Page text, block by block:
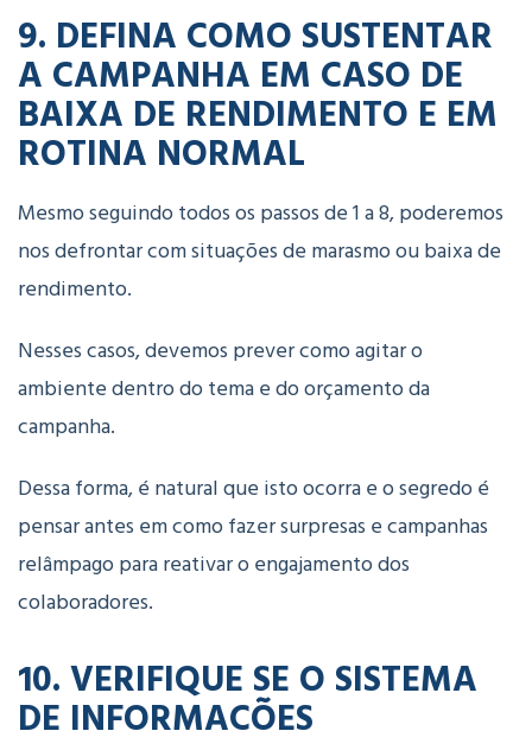
9. DEFINA COMO SUSTENTAR
A CAMPANHA EM CASO DE
BAIXA DE RENDIMENTO E EM
ROTINA NORMAL
Mesmo seguindo todos os passos de 1 a 8, poderemos
nos defrontar com situações de marasmo ou baixa de
rendimento.
Nesses casos, devemos prever como agitar o
ambiente dentro do tema e do orçamento da
campanha.
Dessa forma, é natural que isto ocorra e o segredo é
pensar antes em como fazer surpresas e campanhas
relâmpago para reativar o engajamento dos
colaboradores.
10. VERIFIQUE SE O SISTEMA
DE INFORMAÇÕES